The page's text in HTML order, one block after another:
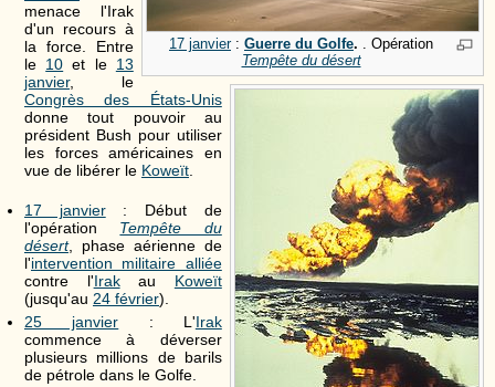
17 janvier: Guerre du Golfe.
. Opération
Tempête du désert
menace l'Irak
d'un recours à
la force. Entre
le 10 et le 13
janvier, le
Congrès des États-Unis
donne tout pouvoir au
président Bush pour utiliser
les forces américaines en
vue de libérer le Koweït
17 janvier: Début de
l'opération Tempête du
désert, phase aérienne de
l'intervention militaire alliée
contre l'Irakau Koweït
(jusqu'au 24 février).
25 janvier : L'Irak
commence à déverser
plusieurs millions de barils
de pétrole dans le Golfe.